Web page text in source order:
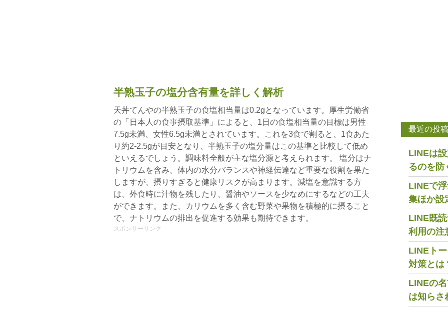
半熟玉子の塩分含有量を詳しく解析
天丼てんやの半熟玉子の食塩相当量は0.2gとなっています。厚生労働省
の「日本人の食事摂取基準」によると、1日の食塩相当量の目標は男性
7.5g未満、女性6.5g未満とされています。これを3食で割ると、1食あた
り約2-2.5gが目安となり、半熟玉子の塩分量はこの基準と比較して低め
といえるでしょう。調味料全般が主な塩分源と考えられます。 塩分はナ
トリウムを含み、体内の水分バランスや神経伝達など重要な役割を果た
しますが、摂りすぎると健康リスクが高まります。減塩を意識する方
は、外食時に汁物を残したり、醤油やソースを少なめにするなどの工夫
ができます。また、カリウムを多く含む野菜や果物を積極的に摂ること
で、ナトリウムの排出を促進する効果も期待できます。
スポンサーリンク
最近の投稿
LINEは
るのを防
LINEで
集ほか設
LINE既
利用の注
LINEト
対策とは
LINEの
は知らさ